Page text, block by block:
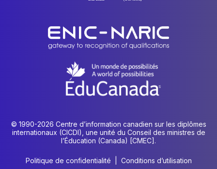
© 1990-2026 Centre d’information canadien sur les diplômes
internationaux (CICDI), une unité du Conseil des ministres de
l’Éducation (Canada) [CMEC].
Politique de confidentialité Conditions d’utilisation